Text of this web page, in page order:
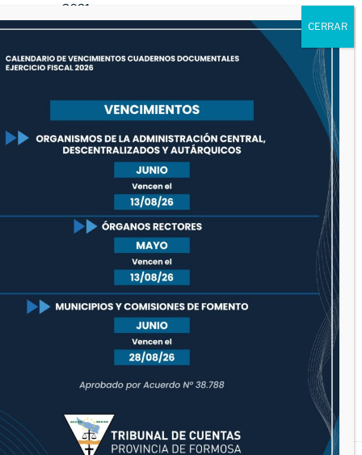
marzo 2021
enero 2021
diciembre 2020
noviembre 2020
agosto 2020
junio 2020
diciembre 2019